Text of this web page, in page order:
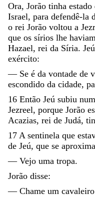
Ora, Jorão tinha estado
Israel, para defendê-la
o rei Jorão voltou a
que os sírios lhe haviam
Hazael, rei da Síria. Jeú
exército:
— Se é da vontade de
escondido da cidade,
16 Então Jeú subiu num
Jezreel, porque Jorão
Acazias, rei de Judá,
17 A sentinela que
de Jeú, que se
— Vejo uma tropa.
Jorão disse:
— Chame um cavaleiro